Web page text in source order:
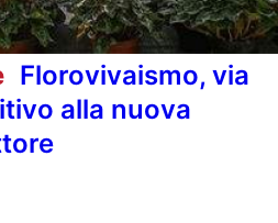
Florovivaismo, via
alla nuova